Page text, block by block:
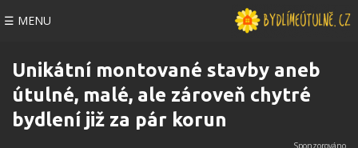
☰ MENU
Unikátní montované stavby aneb
útulné, malé, ale zároveň chytré
bydlení již za pár korun